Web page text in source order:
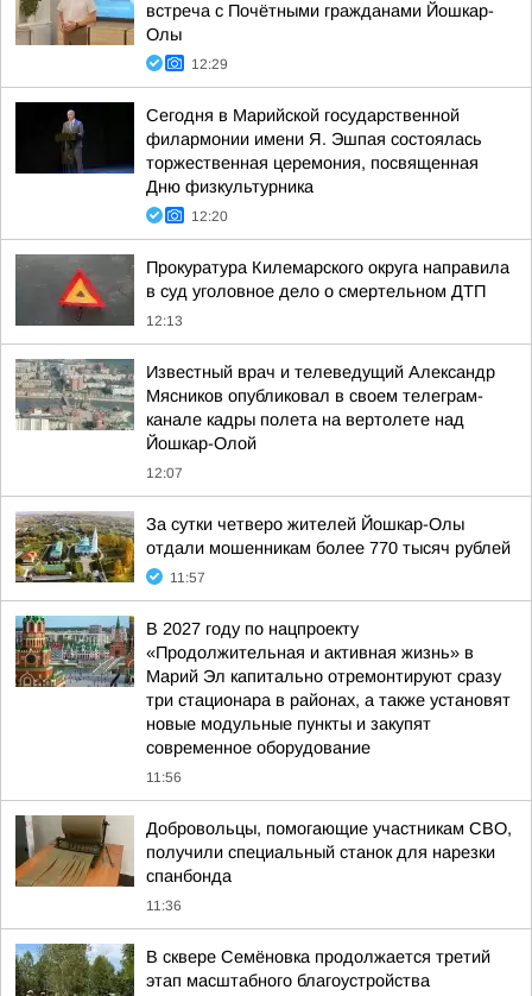
встреча с Почётными гражданами Йошкар-
Олы
12:29
Сегодня в Марийской государственной
филармонии имени Я. Эшпая состоялась
торжественная церемония, посвященная
Дню физкультурника
12:20
Прокуратура Килемарского округа направила
в суд уголовное дело о смертельном ДТП
12:13
Известный врач и телеведущий Александр
Мясников опубликовал в своем телеграм-
канале кадры полета на вертолете над
Йошкар-Олой
12:07
За сутки четверо жителей Йошкар-Олы
отдали мошенникам более 770 тысяч рублей
11:57
В 2027 году по нацпроекту
«Продолжительная и активная жизнь» в
Марий Эл капитально отремонтируют сразу
три стационара в районах, а также установят
новые модульные пункты и закупят
современное оборудование
11:56
Добровольцы, помогающие участникам СВО,
получили специальный станок для нарезки
спанбонда
11:36
В сквере Семёновка продолжается третий
этап масштабного благоустройства